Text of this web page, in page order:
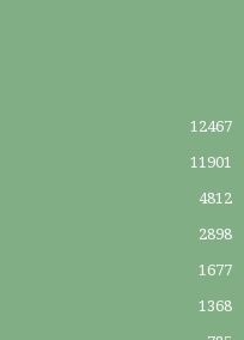
12467
11901
4812
2898
1677
1368